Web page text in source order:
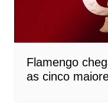
Flamengo
as cinco